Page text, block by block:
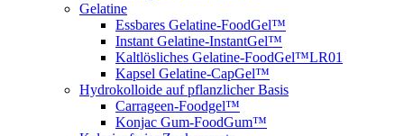
Gelatine
Essbares Gelatine-FoodGel™
Instant Gelatine-InstantGel™
Kaltlösliches Gelatine-FoodGel™LR01
Kapsel Gelatine-CapGel™
Hydrokolloide auf pflanzlicher Basis
Carrageen-Foodgel™
Konjac Gum-FoodGum™